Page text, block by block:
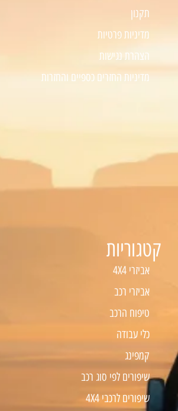
תקנון
מדיניות פרטיות
הצהרת נגישות
מדיניות החזרים כספיים והחזרות
קטגוריות
אביזרי 4X4
אביזרי רכב
טיפוח הרכב
כלי עבודה
קמפינג
שיפורים לפי סוג רכב
שיפורים לרכבי 4X4